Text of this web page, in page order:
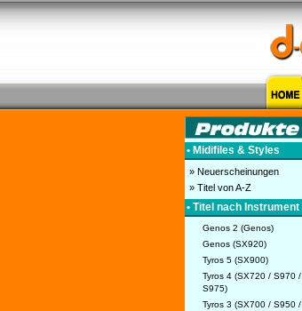
• Midifiles & Styles
» Neuerscheinungen
» Titel von A-Z
• Titel nach Instrument
Genos 2 (Genos)
Genos (SX920)
Tyros 5 (SX900)
Tyros 4 (SX720 / S970 /
S975)
Tyros 3 (SX700 / S950 /